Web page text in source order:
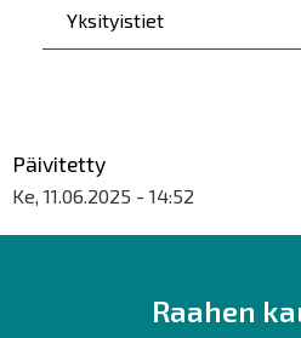
Yksityistiet
Päivitetty
Ke, 11.06.2025 - 14:52
Raahen